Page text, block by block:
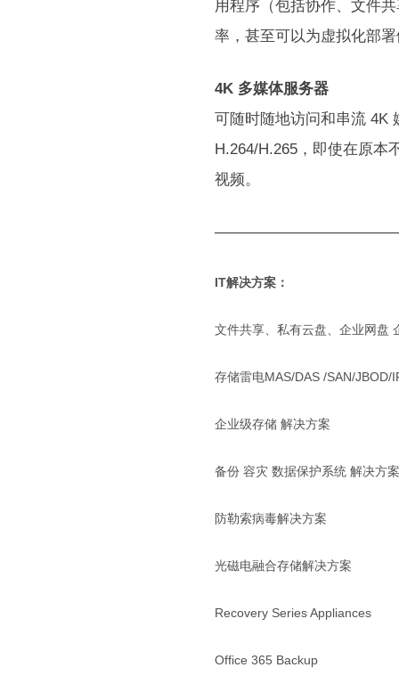
用程序（包括协作、文件
率，甚至可以为虚拟化部
4K 多媒体服务器
可随时随地访问和串流 4K
H.264/H.265，即使在原本
视频。
IT解决方案：
文件共享、私有云盘、企业网盘
存储雷电MAS/DAS /SAN/JBOD/
企业级存储 解决方案
备份 容灾 数据保护系统 解决方案
防勒索病毒解决方案
光磁电融合存储解决方案
Recovery Series Appliances
Office 365 Backup